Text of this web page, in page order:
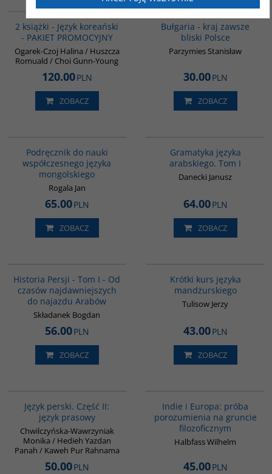
BESTSELLER
PAG1009
2 książki - Język koreański
- PAKIET PROMOCYJNY
Ogarek-Czoj Halina / Huszcza
Romuald / Choi Gunn-Young
120.00PLN
ZOBACZ
Bułgaria - kraj zawsze
bliski Polsce
Parzymies Stanisław
30.00PLN
ZOBACZ
Podręcznik do nauki
współczesnego języka
mongolskiego
Rogala Jan
65.00PLN
ZOBACZ
Gramatyka języka
arabskiego. Tom I
Danecki Janusz
64.00PLN
ZOBACZ
Historia Persji - Tom I - Od
czasów najdawniejszych
do najazdu Arabów
Składanek Bogdan
56.00PLN
ZOBACZ
Krótki kurs języka
mandżurskiego
Tulisow Jerzy
43.00PLN
ZOBACZ
Język perski. Część II:
język prasowy
Chwilczyńska-Wawrzyniak
Monika / Hedieh Yazdan
Panah / Kaweh Pur Rahnama
50.00PLN
Indie i Europa: próba
porozumienia na gruncie
filozoficznym
Halbfass Wilhelm
45.00PLN